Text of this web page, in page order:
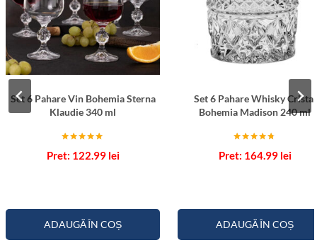
Set 6 Pahare Vin Bohemia Sterna
Klaudie 340 ml
5.00
122.99 lei
ADAUGĂ ÎN COȘ
Set 6 Pahare Whisky Cristal
Bohemia Madison 240 ml
4.67
164.99 lei
ADAUGĂ ÎN COȘ